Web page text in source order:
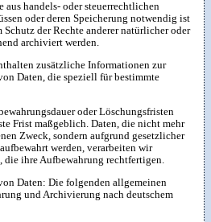
aus handels- oder steuerrechtlichen
oder deren Speicherung notwendig ist
der Rechte anderer natürlicher oder
archiviert werden.
zusätzliche Informationen zur
Daten, die speziell für bestimmte
oder Löschungsfristen
Frist maßgeblich. Daten, die nicht mehr
Zweck, sondern aufgrund gesetzlicher
werden, verarbeiten wir
die ihre Aufbewahrung rechtfertigen.
Daten: Die folgenden allgemeinen
und Archivierung nach deutschem